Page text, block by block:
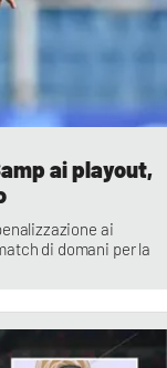
ai playout,
ai
di domani per la